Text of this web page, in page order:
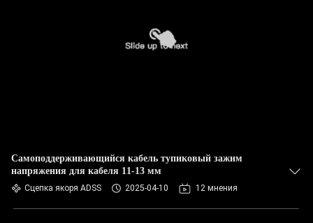
Самоподдерживающийся кабель тупиковый зажим
напряжения для кабеля 11-13 мм
Сцепка якоря ADSS 2025-04-10 12 мнения